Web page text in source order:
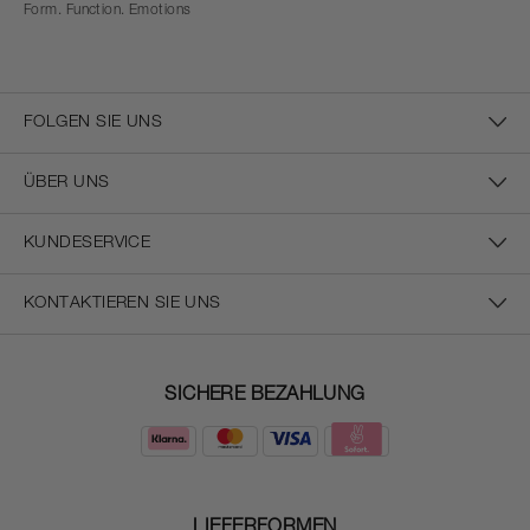
Form. Function. Emotions
FOLGEN SIE UNS
ÜBER UNS
KUNDESERVICE
KONTAKTIEREN SIE UNS
SICHERE BEZAHLUNG